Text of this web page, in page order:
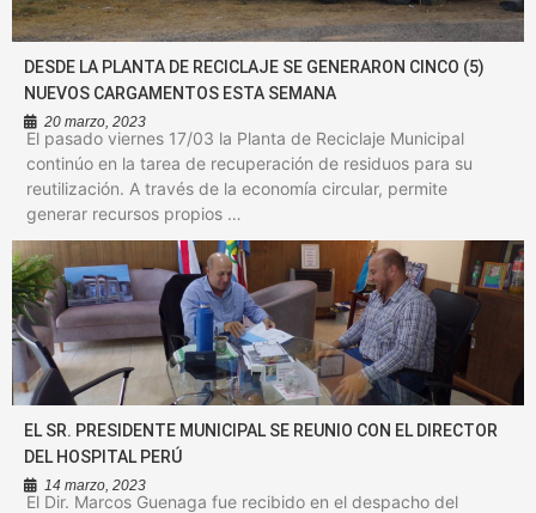
DESDE LA PLANTA DE RECICLAJE SE GENERARON CINCO (5)
NUEVOS CARGAMENTOS ESTA SEMANA
20 marzo, 2023
El pasado viernes 17/03 la Planta de Reciclaje Municipal
continúo en la tarea de recuperación de residuos para su
reutilización. A través de la economía circular, permite
generar recursos propios …
EL SR. PRESIDENTE MUNICIPAL SE REUNIO CON EL DIRECTOR
DEL HOSPITAL PERÚ
14 marzo, 2023
El Dir. Marcos Guenaga fue recibido en el despacho del